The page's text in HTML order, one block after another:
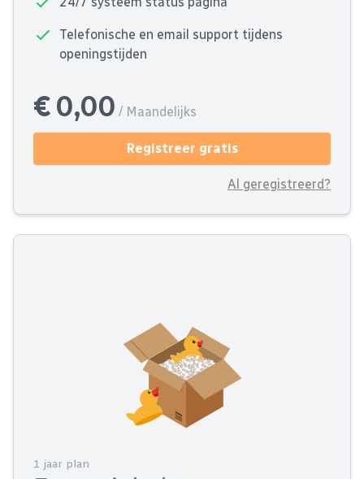
Telefonische en email support tijdens
openingstijden
€ 0,00 / Maandelijks
Registreer gratis
Al geregistreerd?
1 jaar plan